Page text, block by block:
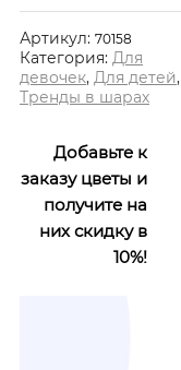
Артикул: 70158
Категория: Для
девочек, Для детей,
Тренды в шарах
Добавьте к
заказу цветы и
получите на
них скидку в
10%!